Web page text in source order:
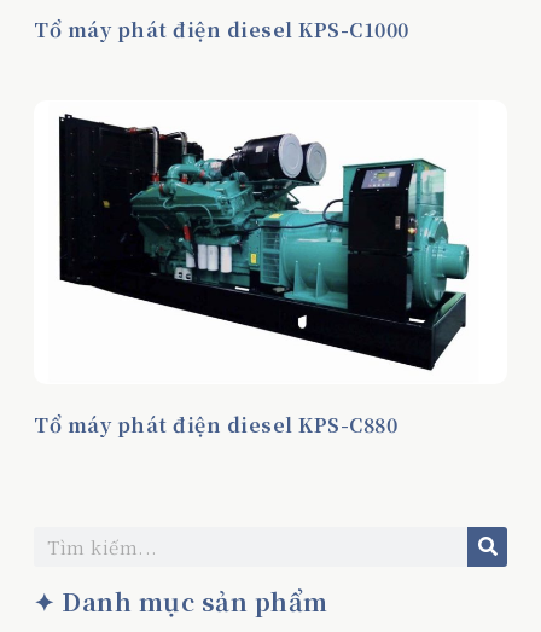
✦ Danh mục sản phẩm
Tổ máy phát điện diesel KPS-C1000
Tổ máy phát điện diesel KPS-C880